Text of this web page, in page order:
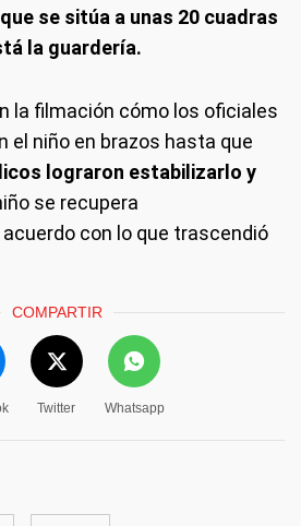
se sitúa a unas 20 cuadras
la guardería.
la filmación cómo los oficiales
el niño en brazos hasta que
lograron estabilizarlo y
se recupera
con lo que trascendió
COMPARTIR
Twitter Whatsapp